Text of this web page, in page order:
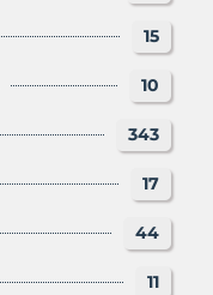
15
10
343
17
44
11